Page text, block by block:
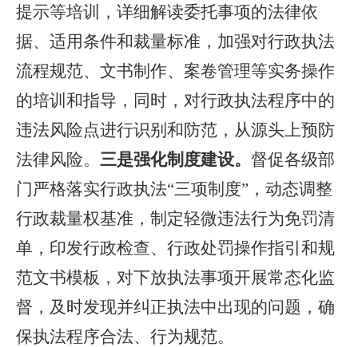
提示等培训，详细解读委托事项的法律依
据、适用条件和裁量标准，加强对行政执法
流程规范、文书制作、案卷管理等实务操作
的培训和指导，同时，对行政执法程序中的
违法风险点进行识别和防范，从源头上预防
法律风险。 三是强化制度建设。 督促各级部
门严格落实行政执法“三项制度”，动态调整
行政裁量权基准，制定轻微违法行为免罚清
单，印发行政检查、行政处罚操作指引和规
范文书模板，对下放执法事项开展常态化监
督，及时发现并纠正执法中出现的问题，确
保执法程序合法、行为规范。